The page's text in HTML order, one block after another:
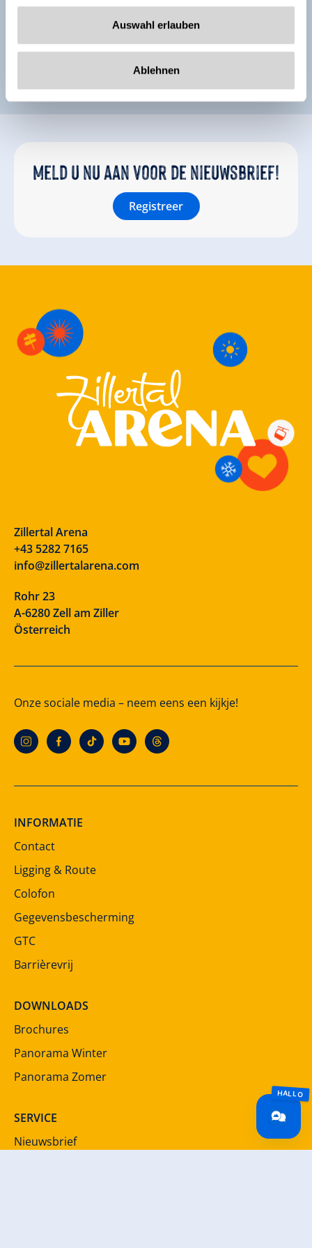
Auswahl erlauben
Ablehnen
Meld u nu aan voor de nieuwsbrief!
Registreer
Zillertal Arena
+43 5282 7165
info@zillertalarena.com
Rohr 23
A-6280 Zell am Ziller
Österreich
Onze sociale media – neem eens een kijkje!
INFORMATIE
Contact
Ligging & Route
Colofon
Gegevensbescherming
GTC
Barrièrevrij
DOWNLOADS
Brochures
Panorama Winter
Panorama Zomer
SERVICE
Nieuwsbrief